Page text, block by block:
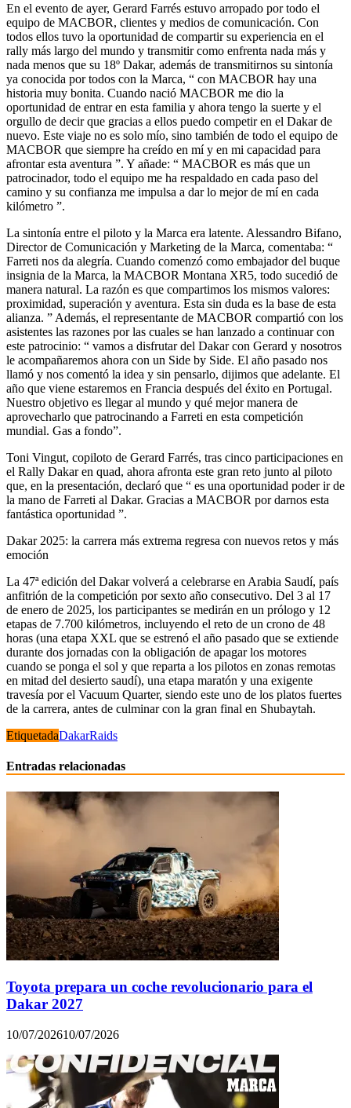
En el evento de ayer, Gerard Farrés estuvo arropado por todo el
equipo de MACBOR, clientes y medios de comunicación. Con
todos ellos tuvo la oportunidad de compartir su experiencia en el
rally más largo del mundo y transmitir como enfrenta nada más y
nada menos que su 18º Dakar, además de transmitirnos su sintonía
ya conocida por todos con la Marca, “ con MACBOR hay una
historia muy bonita. Cuando nació MACBOR me dio la
oportunidad de entrar en esta familia y ahora tengo la suerte y el
orgullo de decir que gracias a ellos puedo competir en el Dakar de
nuevo. Este viaje no es solo mío, sino también de todo el equipo de
MACBOR que siempre ha creído en mí y en mi capacidad para
afrontar esta aventura ”. Y añade: “ MACBOR es más que un
patrocinador, todo el equipo me ha respaldado en cada paso del
camino y su confianza me impulsa a dar lo mejor de mí en cada
kilómetro ”.
La sintonía entre el piloto y la Marca era latente. Alessandro Bifano,
Director de Comunicación y Marketing de la Marca, comentaba: “
Farreti nos da alegría. Cuando comenzó como embajador del buque
insignia de la Marca, la MACBOR Montana XR5, todo sucedió de
manera natural. La razón es que compartimos los mismos valores:
proximidad, superación y aventura. Esta sin duda es la base de esta
alianza. ” Además, el representante de MACBOR compartió con los
asistentes las razones por las cuales se han lanzado a continuar con
este patrocinio: “ vamos a disfrutar del Dakar con Gerard y nosotros
le acompañaremos ahora con un Side by Side. El año pasado nos
llamó y nos comentó la idea y sin pensarlo, dijimos que adelante. El
año que viene estaremos en Francia después del éxito en Portugal.
Nuestro objetivo es llegar al mundo y qué mejor manera de
aprovecharlo que patrocinando a Farreti en esta competición
mundial. Gas a fondo”.
Toni Vingut, copiloto de Gerard Farrés, tras cinco participaciones en
el Rally Dakar en quad, ahora afronta este gran reto junto al piloto
que, en la presentación, declaró que “ es una oportunidad poder ir de
la mano de Farreti al Dakar. Gracias a MACBOR por darnos esta
fantástica oportunidad ”.
Dakar 2025: la carrera más extrema regresa con nuevos retos y más
emoción
La 47ª edición del Dakar volverá a celebrarse en Arabia Saudí, país
anfitrión de la competición por sexto año consecutivo. Del 3 al 17
de enero de 2025, los participantes se medirán en un prólogo y 12
etapas de 7.700 kilómetros, incluyendo el reto de un crono de 48
horas (una etapa XXL que se estrenó el año pasado que se extiende
durante dos jornadas con la obligación de apagar los motores
cuando se ponga el sol y que reparta a los pilotos en zonas remotas
en mitad del desierto saudí), una etapa maratón y una exigente
travesía por el Vacuum Quarter, siendo este uno de los platos fuertes
de la carrera, antes de culminar con la gran final en Shubaytah.
EtiquetadaDakarRaids
Entradas relacionadas
Toyota prepara un coche revolucionario para el
Dakar 2027
10/07/202610/07/2026